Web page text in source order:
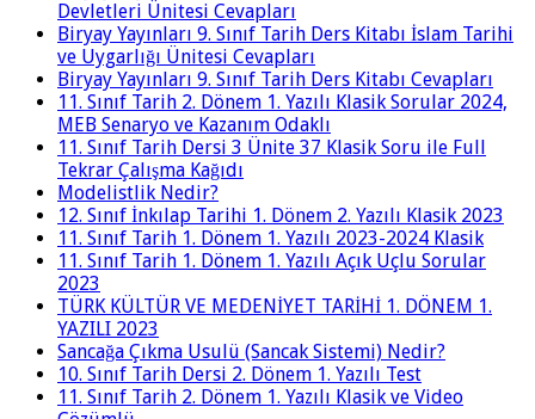
Devletleri Ünitesi Cevapları
Biryay Yayınları 9. Sınıf Tarih Ders Kitabı İslam Tarihi
ve Uygarlığı Ünitesi Cevapları
Biryay Yayınları 9. Sınıf Tarih Ders Kitabı Cevapları
11. Sınıf Tarih 2. Dönem 1. Yazılı Klasik Sorular 2024,
MEB Senaryo ve Kazanım Odaklı
11. Sınıf Tarih Dersi 3 Ünite 37 Klasik Soru ile Full
Tekrar Çalışma Kağıdı
Modelistlik Nedir?
12. Sınıf İnkılap Tarihi 1. Dönem 2. Yazılı Klasik 2023
11. Sınıf Tarih 1. Dönem 1. Yazılı 2023-2024 Klasik
11. Sınıf Tarih 1. Dönem 1. Yazılı Açık Uçlu Sorular
2023
TÜRK KÜLTÜR VE MEDENİYET TARİHİ 1. DÖNEM 1.
YAZILI 2023
Sancağa Çıkma Usulü (Sancak Sistemi) Nedir?
10. Sınıf Tarih Dersi 2. Dönem 1. Yazılı Test
11. Sınıf Tarih 2. Dönem 1. Yazılı Klasik ve Video